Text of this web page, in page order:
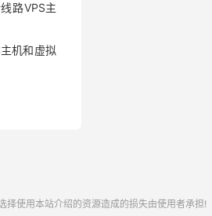
路VPS主
机和虚拟
择使用本站介绍的资源造成的损失由使用者承担!